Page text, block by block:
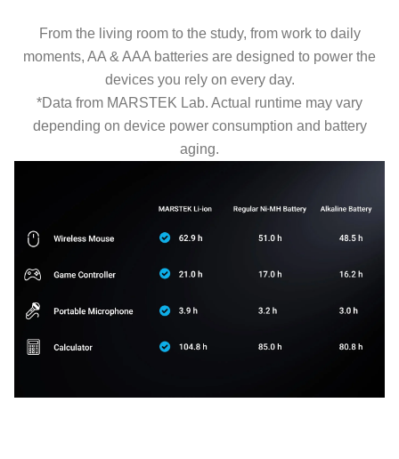
From the living room to the study, from work to daily
moments, AA & AAA batteries are designed to power the
devices you rely on every day.
*Data from MARSTEK Lab. Actual runtime may vary
depending on device power consumption and battery
aging.